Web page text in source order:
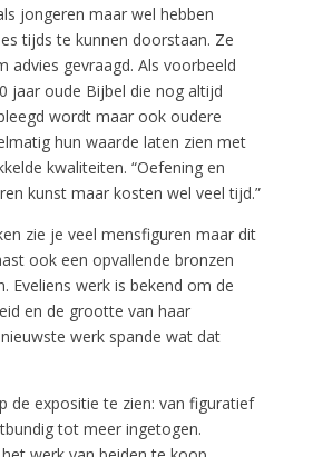
jongeren maar wel hebben
tijds te kunnen doorstaan. Ze
advies gevraagd. Als voorbeeld
jaar oude Bijbel die nog altijd
wordt maar ook oudere
hun waarde laten zien met
kwaliteiten. “Oefening en
kunst maar kosten wel veel tijd.”
zie je veel mensfiguren maar dit
ook een opvallende bronzen
Eveliens werk is bekend om de
en de grootte van haar
werk spande wat dat
de expositie te zien: van figuratief
tot meer ingetogen.